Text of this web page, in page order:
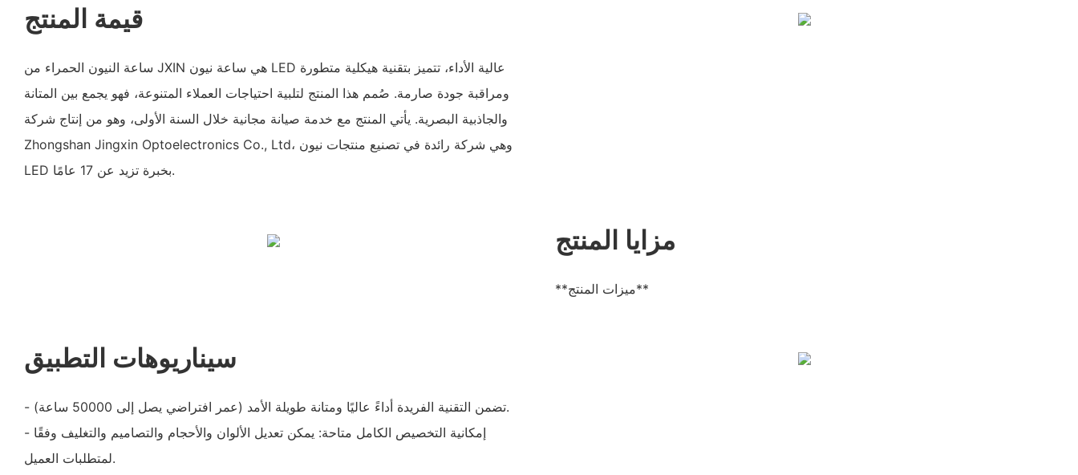
قيمة المنتج
ساعة النيون الحمراء من JXIN هي ساعة نيون LED عالية الأداء، تتميز بتقنية هيكلية متطورة
ومراقبة جودة صارمة. صُمم هذا المنتج لتلبية احتياجات العملاء المتنوعة، فهو يجمع بين المتانة
والجاذبية البصرية. يأتي المنتج مع خدمة صيانة مجانية خلال السنة الأولى، وهو من إنتاج شركة
Zhongshan Jingxin Optoelectronics Co., Ltd، وهي شركة رائدة في تصنيع منتجات نيون
LED بخبرة تزيد عن 17 عامًا.
مزايا المنتج
**ميزات المنتج**
سيناريوهات التطبيق
- تضمن التقنية الفريدة أداءً عاليًا ومتانة طويلة الأمد (عمر افتراضي يصل إلى 50000 ساعة).
- إمكانية التخصيص الكامل متاحة: يمكن تعديل الألوان والأحجام والتصاميم والتغليف وفقًا
لمتطلبات العميل.